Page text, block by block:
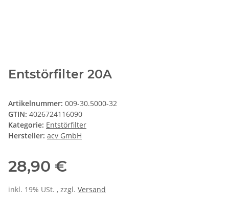
Entstörfilter 20A
Artikelnummer: 009-30.5000-32
GTIN: 4026724116090
Kategorie: Entstörfilter
Hersteller: acv GmbH
28,90 €
inkl. 19% USt. , zzgl. Versand